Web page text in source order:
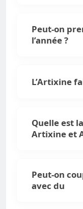
Peut-on
l’année ?
L’Artixine
Quelle est
Artixine et
Peut-on
avec du